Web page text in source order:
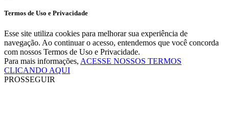
Termos de Uso e Privacidade
Esse site utiliza cookies para melhorar sua experiência de
navegação. Ao continuar o acesso, entendemos que você concorda
com nossos Termos de Uso e Privacidade.
Para mais informações, ACESSE NOSSOS TERMOS
CLICANDO AQUI
PROSSEGUIR